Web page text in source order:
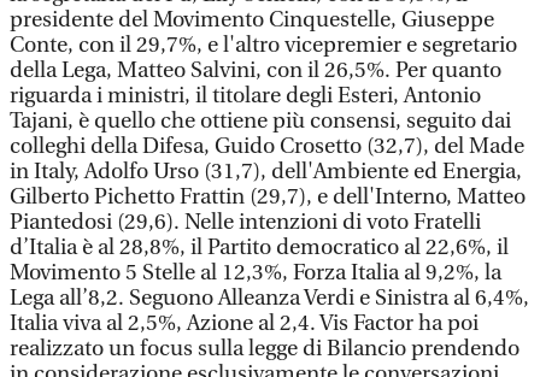
presidente del Movimento Cinquestelle, Giuseppe
Conte, con il 29,7%, e l'altro vicepremier e segretario
della Lega, Matteo Salvini, con il 26,5%. Per quanto
riguarda i ministri, il titolare degli Esteri, Antonio
Tajani, è quello che ottiene più consensi, seguito dai
colleghi della Difesa, Guido Crosetto (32,7), del Made
in Italy, Adolfo Urso (31,7), dell'Ambiente ed Energia,
Gilberto Pichetto Frattin (29,7), e dell'Interno, Matteo
Piantedosi (29,6). Nelle intenzioni di voto Fratelli
d’Italia è al 28,8%, il Partito democratico al 22,6%, il
Movimento 5 Stelle al 12,3%, Forza Italia al 9,2%, la
Lega all’8,2. Seguono Alleanza Verdi e Sinistra al 6,4%,
Italia viva al 2,5%, Azione al 2,4. Vis Factor ha poi
realizzato un focus sulla legge di Bilancio prendendo